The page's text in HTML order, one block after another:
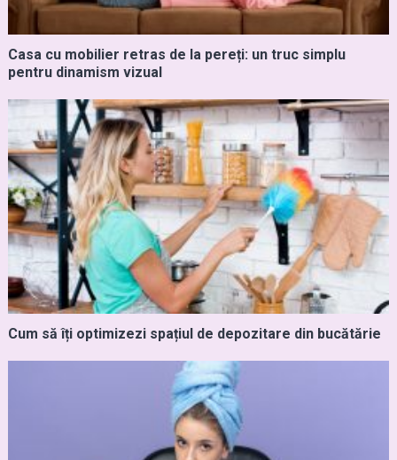
Casa cu mobilier retras de la pereți: un truc simplu
pentru dinamism vizual
Cum să îți optimizezi spațiul de depozitare din bucătărie